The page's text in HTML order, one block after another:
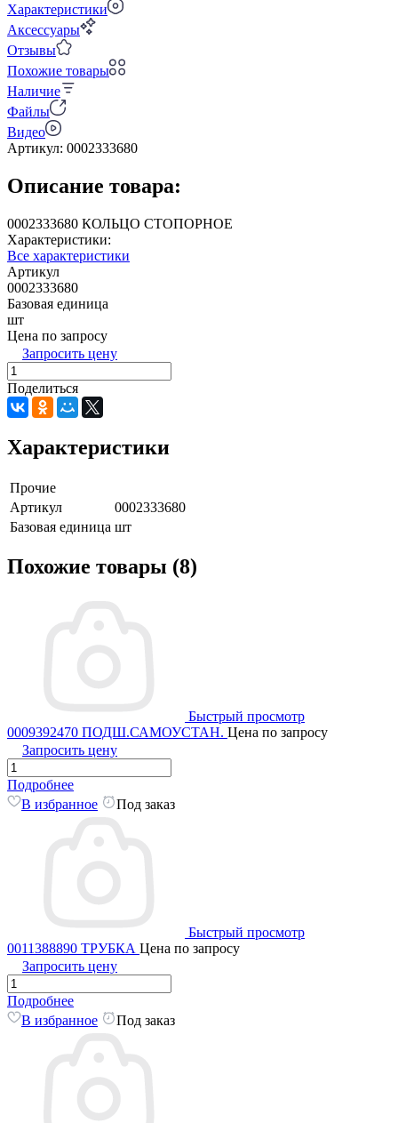
Характеристики
Аксессуары
Отзывы
Похожие товары
Наличие
Файлы
Видео
Артикул: 0002333680
Описание товара:
0002333680 КОЛЬЦО СТОПОРНОЕ
Характеристики:
Все характеристики
Артикул
0002333680
Базовая единица
шт
Цена по запросу
Запросить цену
Поделиться
Характеристики
Прочие
Артикул
0002333680
Базовая единица шт
Похожие товары (8)
Быстрый просмотр
0009392470 ПОДШ.САМОУСТАН. Цена по запросу
Запросить цену
Подробнее
В избранное
Под заказ
Быстрый просмотр
0011388890 ТРУБКА Цена по запросу
Запросить цену
Подробнее
В избранное
Под заказ